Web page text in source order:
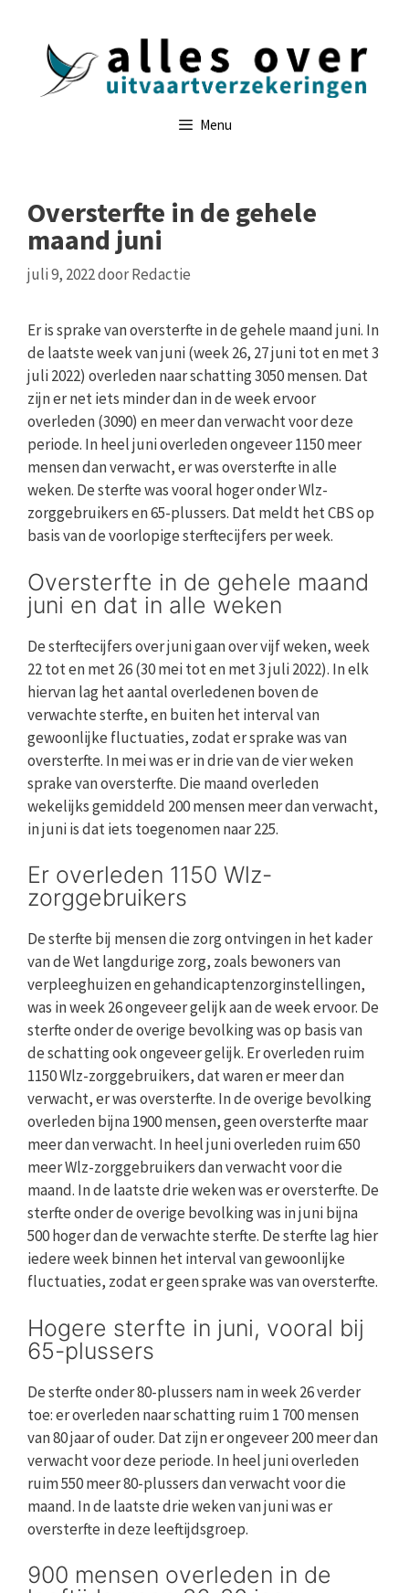
Menu
Oversterfte in de gehele
maand juni
juli 9, 2022doorRedactie
Er is sprake van oversterfte in de gehele maand juni. In
de laatste week van juni (week 26, 27 juni tot en met 3
juli 2022) overleden naar schatting 3050 mensen. Dat
zijn er net iets minder dan in de week ervoor
overleden (3090) en meer dan verwacht voor deze
periode. In heel juni overleden ongeveer 1150 meer
mensen dan verwacht, er was oversterfte in alle
weken. De sterfte was vooral hoger onder Wlz-
zorggebruikers en 65-plussers. Dat meldt het CBS op
basis van de voorlopige sterftecijfers per week.
Oversterfte in de gehele maand
juni en dat in alle weken
De sterftecijfers over juni gaan over vijf weken, week
22 tot en met 26 (30 mei tot en met 3 juli 2022). In elk
hiervan lag het aantal overledenen boven de
verwachte sterfte, en buiten het interval van
gewoonlijke fluctuaties, zodat er sprake was van
oversterfte. In mei was er in drie van de vier weken
sprake van oversterfte. Die maand overleden
wekelijks gemiddeld 200 mensen meer dan verwacht,
in juni is dat iets toegenomen naar 225.
Er overleden 1150 Wlz-
zorggebruikers
De sterfte bij mensen die zorg ontvingen in het kader
van de Wet langdurige zorg, zoals bewoners van
verpleeghuizen en gehandicaptenzorginstellingen,
was in week 26 ongeveer gelijk aan de week ervoor. De
sterfte onder de overige bevolking was op basis van
de schatting ook ongeveer gelijk. Er overleden ruim
1150 Wlz-zorggebruikers, dat waren er meer dan
verwacht, er was oversterfte. In de overige bevolking
overleden bijna 1900 mensen, geen oversterfte maar
meer dan verwacht. In heel juni overleden ruim 650
meer Wlz-zorggebruikers dan verwacht voor die
maand. In de laatste drie weken was er oversterfte. De
sterfte onder de overige bevolking was in juni bijna
500 hoger dan de verwachte sterfte. De sterfte lag hier
iedere week binnen het interval van gewoonlijke
fluctuaties, zodat er geen sprake was van oversterfte.
Hogere sterfte in juni, vooral bij
65-plussers
De sterfte onder 80-plussers nam in week 26 verder
toe: er overleden naar schatting ruim 1 700 mensen
van 80 jaar of ouder. Dat zijn er ongeveer 200 meer dan
verwacht voor deze periode. In heel juni overleden
ruim 550 meer 80-plussers dan verwacht voor die
maand. In de laatste drie weken van juni was er
oversterfte in deze leeftijdsgroep.
900 mensen overleden in de